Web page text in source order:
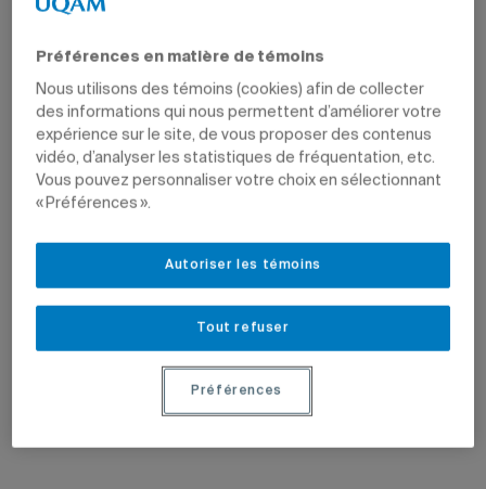
VIE UNIVERSITAIRE
Préférences en matière de témoins
Nous utilisons des témoins (cookies) afin de collecter
des informations qui nous permettent d’améliorer votre
expérience sur le site, de vous proposer des contenus
vidéo, d’analyser les statistiques de fréquentation, etc.
Vous pouvez personnaliser votre choix en sélectionnant
« Préférences ».
Tout refuser
Autoriser les témoins
Préférences